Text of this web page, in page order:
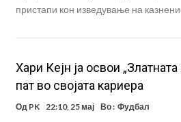
пристапи кон изведување на
Хари Кејн ја освои
пат во својата кариера
Од PK 22:10, 25 мај Во : Фудбал